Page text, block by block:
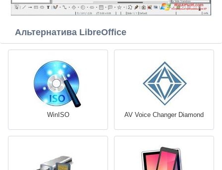
Альтернатива LibreOffice
WinISO AV Voice Changer Diamond